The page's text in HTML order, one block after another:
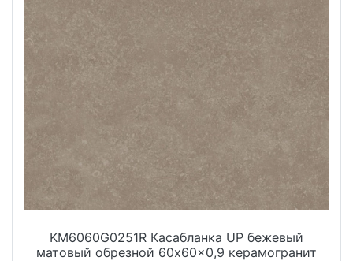
KM6060G0251R Касабланка UP бежевый
матовый обрезной 60x60x0,9 керамогранит